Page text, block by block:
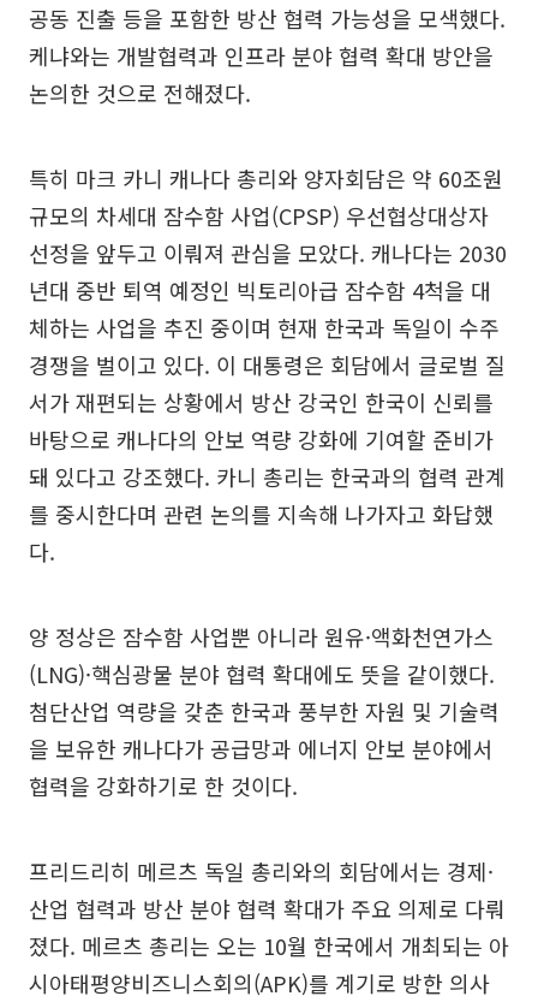
공동 진출 등을 포함한 방산 협력 가능성을 모색했다.
케냐와는 개발협력과 인프라 분야 협력 확대 방안을
논의한 것으로 전해졌다.
특히 마크 카니 캐나다 총리와 양자회담은 약 60조원
규모의 차세대 잠수함 사업(CPSP) 우선협상대상자
선정을 앞두고 이뤄져 관심을 모았다. 캐나다는 2030
년대 중반 퇴역 예정인 빅토리아급 잠수함 4척을 대
체하는 사업을 추진 중이며 현재 한국과 독일이 수주
경쟁을 벌이고 있다. 이 대통령은 회담에서 글로벌 질
서가 재편되는 상황에서 방산 강국인 한국이 신뢰를
바탕으로 캐나다의 안보 역량 강화에 기여할 준비가
돼 있다고 강조했다. 카니 총리는 한국과의 협력 관계
를 중시한다며 관련 논의를 지속해 나가자고 화답했
다.
양 정상은 잠수함 사업뿐 아니라 원유·액화천연가스
(LNG)·핵심광물 분야 협력 확대에도 뜻을 같이했다.
첨단산업 역량을 갖춘 한국과 풍부한 자원 및 기술력
을 보유한 캐나다가 공급망과 에너지 안보 분야에서
협력을 강화하기로 한 것이다.
프리드리히 메르츠 독일 총리와의 회담에서는 경제·
산업 협력과 방산 분야 협력 확대가 주요 의제로 다뤄
졌다. 메르츠 총리는 오는 10월 한국에서 개최되는 아
시아태평양비즈니스회의(APK)를 계기로 방한 의사